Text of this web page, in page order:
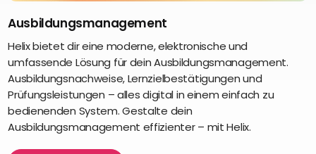
Ausbildungsmanagement
Helix bietet dir eine moderne, elektronische und
umfassende Lösung für dein Ausbildungsmanagement.
Ausbildungsnachweise, Lernzielbestätigungen und
Prüfungsleistungen – alles digital in einem einfach zu
bedienenden System. Gestalte dein
Ausbildungsmanagement effizienter – mit Helix.